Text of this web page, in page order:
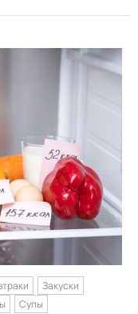
Закуски
Супы